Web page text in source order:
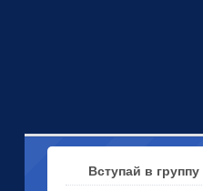
Вступай в группу